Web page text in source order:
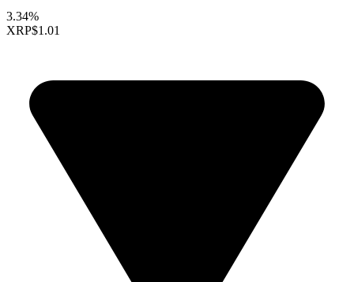
3.34%
XRP$1.01